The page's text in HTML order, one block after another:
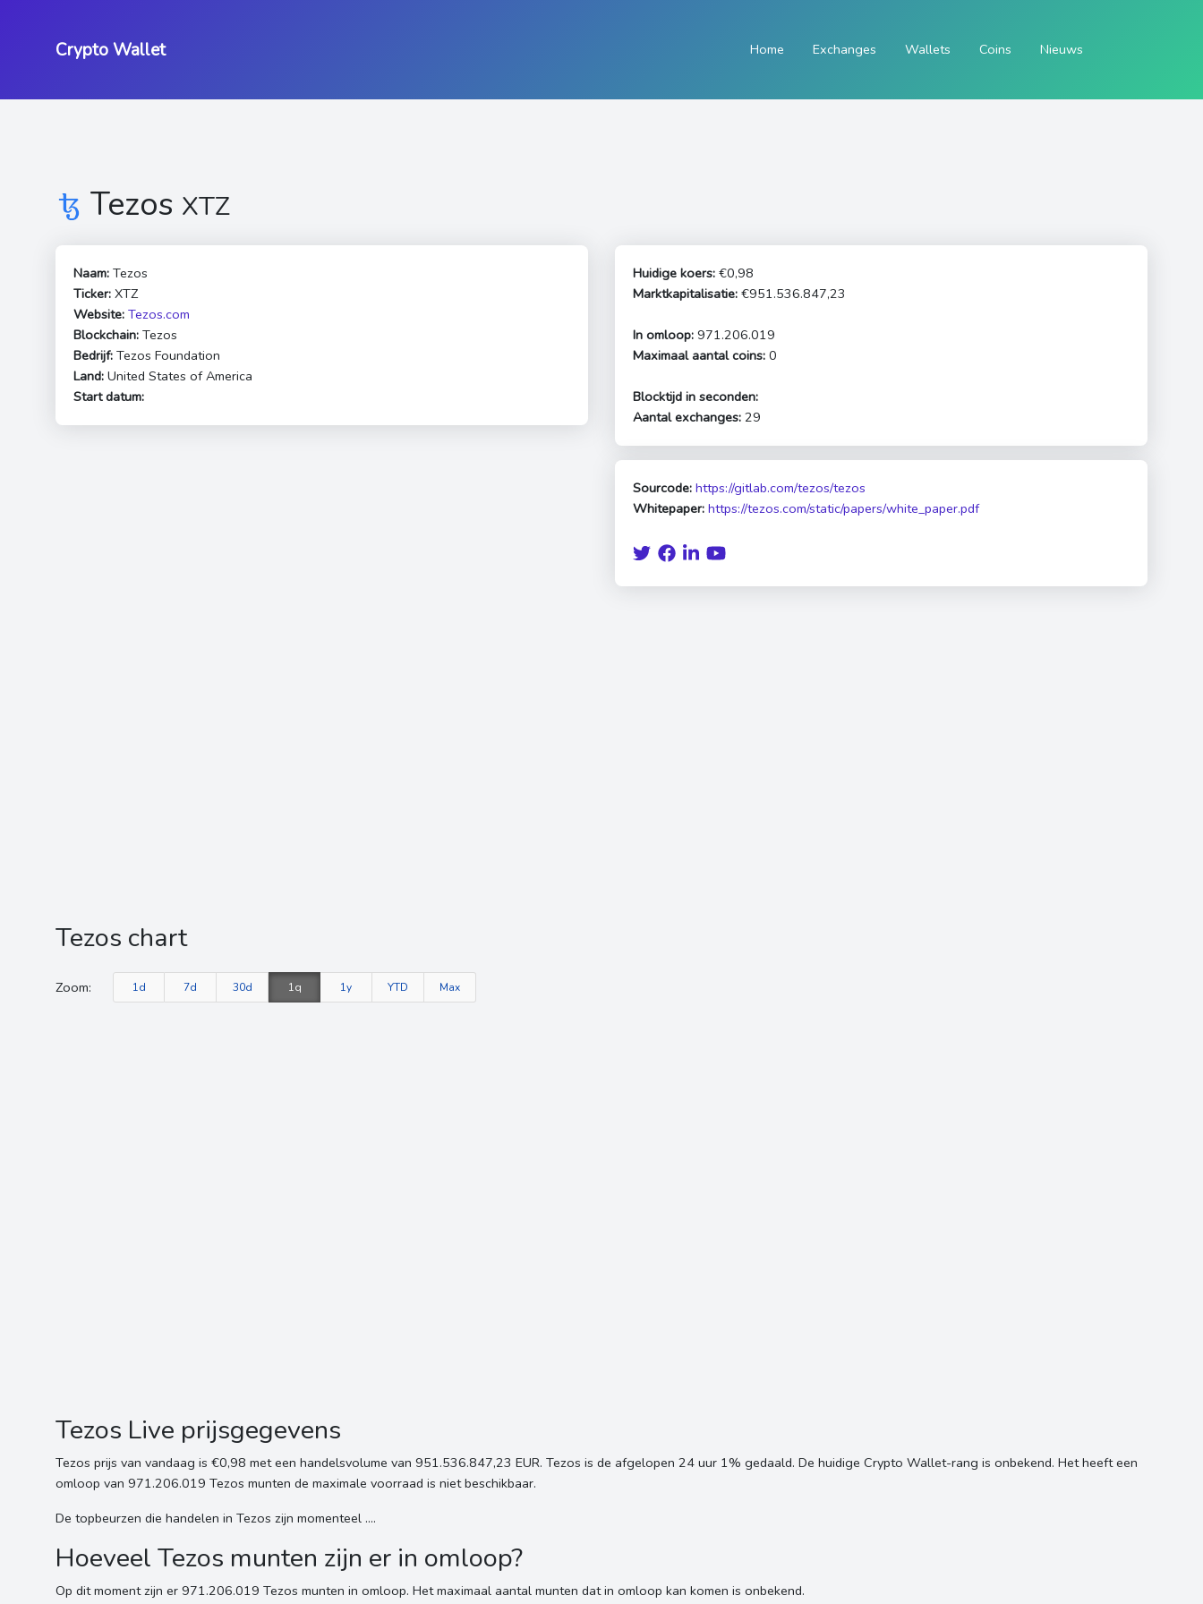
Crypto Wallet Home Exchanges Wallets Coins Nieuws
Tezos XTZ
Naam: Tezos
Ticker: XTZ
Website: Tezos.com
Blockchain: Tezos
Bedrijf: Tezos Foundation
Land: United States of America
Start datum:
Huidige koers: €0,98
Marktkapitalisatie: €951.536.847,23
In omloop: 971.206.019
Maximaal aantal coins: 0
Blocktijd in seconden:
Aantal exchanges: 29
Sourcode: https://gitlab.com/tezos/tezos
Whitepaper: https://tezos.com/static/papers/white_paper.pdf
Tezos chart
Zoom: 1d 7d 30d 1q 1y YTD Max
Tezos Live prijsgegevens
Tezos prijs van vandaag is €0,98 met een handelsvolume van 951.536.847,23 EUR. Tezos is de afgelopen 24 uur 1% gedaald. De huidige Crypto Wallet-rang is onbekend. Het heeft een
omloop van 971.206.019 Tezos munten de maximale voorraad is niet beschikbaar.
De topbeurzen die handelen in Tezos zijn momenteel ....
Hoeveel Tezos munten zijn er in omloop?
Op dit moment zijn er 971.206.019 Tezos munten in omloop. Het maximaal aantal munten dat in omloop kan komen is onbekend.